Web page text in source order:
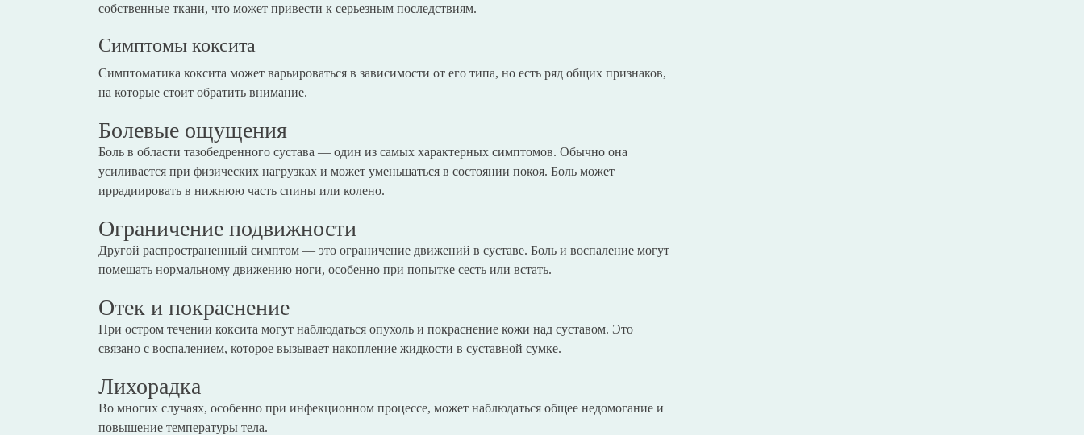
собственные ткани, что может привести к серьезным последствиям.
Симптомы коксита
Симптоматика коксита может варьироваться в зависимости от его типа, но есть ряд общих признаков,
на которые стоит обратить внимание.
Болевые ощущения
Боль в области тазобедренного сустава — один из самых характерных симптомов. Обычно она
усиливается при физических нагрузках и может уменьшаться в состоянии покоя. Боль может
иррадиировать в нижнюю часть спины или колено.
Ограничение подвижности
Другой распространенный симптом — это ограничение движений в суставе. Боль и воспаление могут
помешать нормальному движению ноги, особенно при попытке сесть или встать.
Отек и покраснение
При остром течении коксита могут наблюдаться опухоль и покраснение кожи над суставом. Это
связано с воспалением, которое вызывает накопление жидкости в суставной сумке.
Лихорадка
Во многих случаях, особенно при инфекционном процессе, может наблюдаться общее недомогание и
повышение температуры тела.